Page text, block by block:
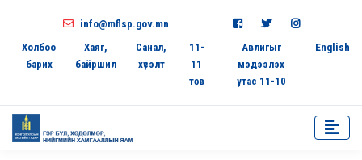
info@mflsp.gov.mn
Холбоо
барих
Хаяг,
байршил
Санал,
хүсэлт
11-
11
төв
Авлигыг
мэдээлэх
утас 11-10
English